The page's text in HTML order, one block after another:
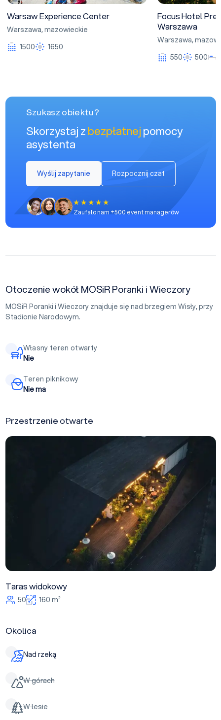
Warsaw Experience Center
Warszawa,mazowieckie
1500
1650
Focus Hotel
Warszawa
Warszawa,
550
500
Szukasz obiektu?
Skorzystaj zbezpłatnejpomocy
asystenta
Wyślij zapytanie Rozpocznij czat
Zaufało nam +500 event managerów
Otoczenie wokół MOSiR Poranki i Wieczory
MOSiR Poranki i Wieczory znajduje się nad brzegiem Wisły, przy
Stadionie Narodowym.
Własny teren otwarty
Nie
Teren piknikowy
Nie ma
Przestrzenie otwarte
Taras widokowy
50 160 m²
Okolica
Nad rzeką
W górach
W lesie